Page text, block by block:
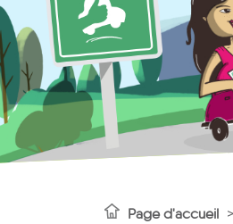
Page d'accueil